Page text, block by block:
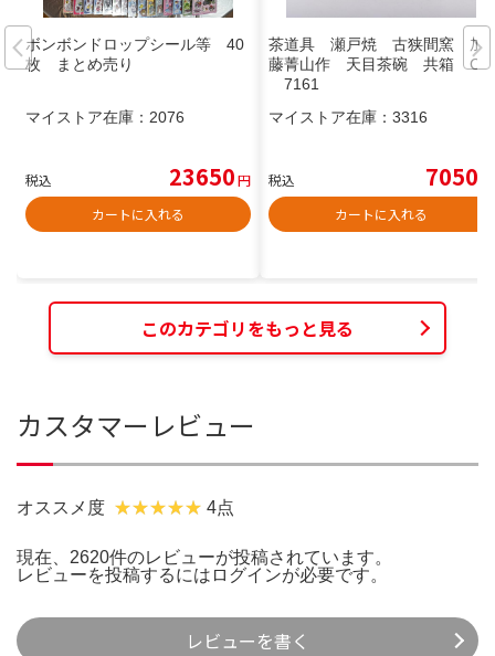
ボンボンドロップシール等 40
枚 まとめ売り
マイストア在庫： 2076
税込 23650円
カートに入れる
茶道具 瀬戸焼 古狭間窯 加
藤菁山作 天目茶碗 共箱 C
7161
マイストア在庫： 3316
税込 7050
カートに入れる
このカテゴリをもっと見る
カスタマーレビュー
オススメ度 4点
現在、2620件のレビューが投稿されています。
レビューを投稿するには ログインが必要です。
レビューを書く